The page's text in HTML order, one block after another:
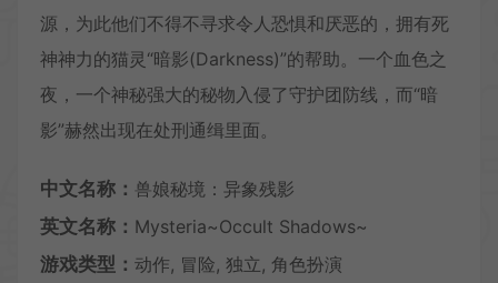
源，为此他们不得不寻求令人恐惧和厌恶的，拥有死
神神力的猫灵“暗影(Darkness)”的帮助。一个血色之
夜，一个神秘强大的秘物入侵了守护团防线，而“暗
影”赫然出现在处刑通缉里面。
中文名称： 兽娘秘境：异象残影
英文名称： Mysteria~Occult Shadows~
游戏类型： 动作, 冒险, 独立, 角色扮演